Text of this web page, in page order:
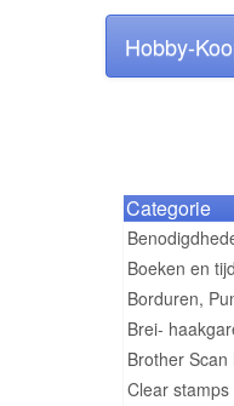
Hobby-
Categorie
Boeken en
Borduren,
Brei-
Brother Scan
Clear